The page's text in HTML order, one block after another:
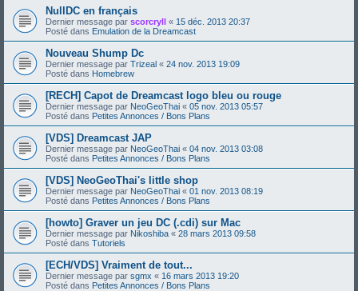
NullDC en français
Dernier message par scorcryll « 15 déc. 2013 20:37
Posté dans Emulation de la Dreamcast
Nouveau Shump Dc
Dernier message par Trizeal « 24 nov. 2013 19:09
Posté dans Homebrew
[RECH] Capot de Dreamcast logo bleu ou rouge
Dernier message par NeoGeoThai « 05 nov. 2013 05:57
Posté dans Petites Annonces / Bons Plans
[VDS] Dreamcast JAP
Dernier message par NeoGeoThai « 04 nov. 2013 03:08
Posté dans Petites Annonces / Bons Plans
[VDS] NeoGeoThai's little shop
Dernier message par NeoGeoThai « 01 nov. 2013 08:19
Posté dans Petites Annonces / Bons Plans
[howto] Graver un jeu DC (.cdi) sur Mac
Dernier message par Nikoshiba « 28 mars 2013 09:58
Posté dans Tutoriels
[ECH/VDS] Vraiment de tout...
Dernier message par sgmx « 16 mars 2013 19:20
Posté dans Petites Annonces / Bons Plans